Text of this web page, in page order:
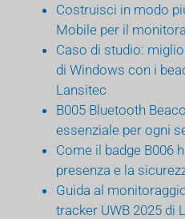
Costruisci in modo
Mobile per il
Caso di studio:
di Windows con i
Lansitec
B005 Bluetooth
essenziale per ogni
Come il badge B006
presenza e la
Guida al
tracker UWB 2025 di